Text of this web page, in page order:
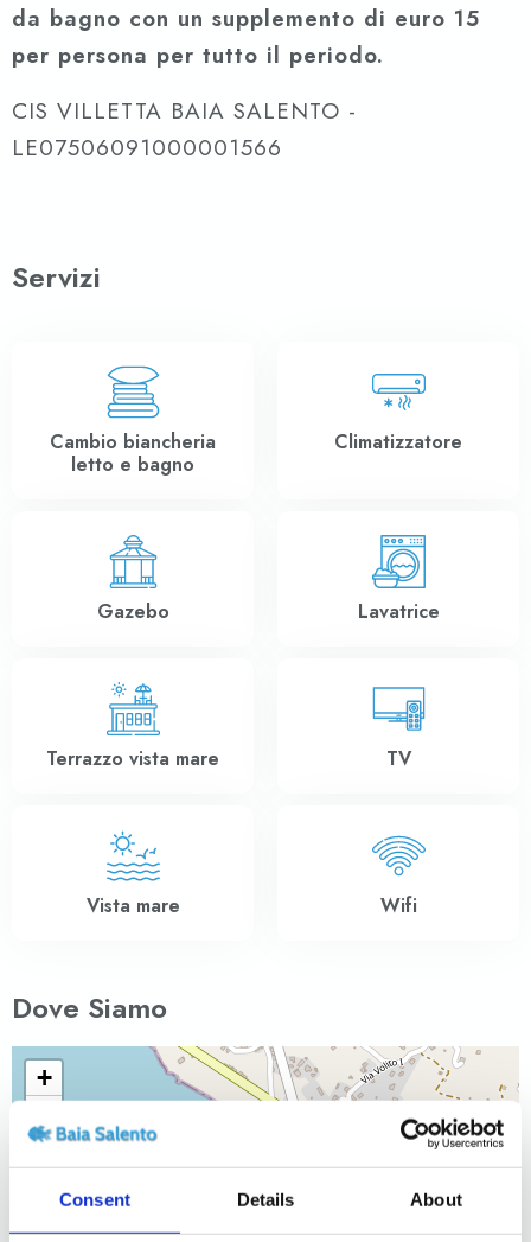
Consent Details About
da bagno con un supplemento di euro 15
per persona per tutto il periodo.
CIS VILLETTA BAIA SALENTO -
LE07506091000001566
Servizi
Cambio biancheria
letto e bagno
Climatizzatore
Gazebo Lavatrice
Terrazzo vista mare TV
Vista mare Wifi
Dove Siamo
+